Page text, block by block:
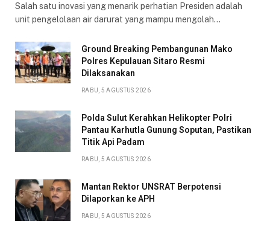
Salah satu inovasi yang menarik perhatian Presiden adalah
unit pengelolaan air darurat yang mampu mengolah…
Ground Breaking Pembangunan Mako
Polres Kepulauan Sitaro Resmi
Dilaksanakan
RABU, 5 AGUSTUS 2026
Polda Sulut Kerahkan Helikopter Polri
Pantau Karhutla Gunung Soputan, Pastikan
Titik Api Padam
RABU, 5 AGUSTUS 2026
Mantan Rektor UNSRAT Berpotensi
Dilaporkan ke APH
RABU, 5 AGUSTUS 2026